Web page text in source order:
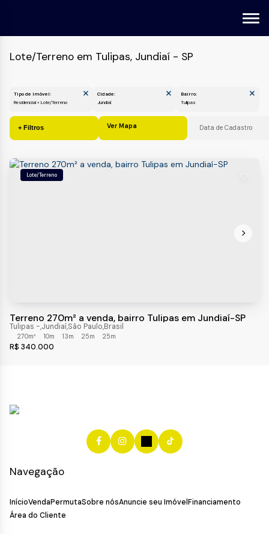
Lote/Terreno em Tulipas, Jundiaí - SP
Tipo de Imóvel:
Cidade:
Ver Mapa
Lote/Terreno
Terreno 270m² a venda, bairro Tulipas em Jundiaí-SP
R$ 340.000
Tulipas ,Jundiaí,São Paulo,Brasil
270m² 10m 13m 25m 25m
Navegação
InícioVendaPermutaSobre nósAnuncie seu Imóvel Financiamento
Área do Cliente